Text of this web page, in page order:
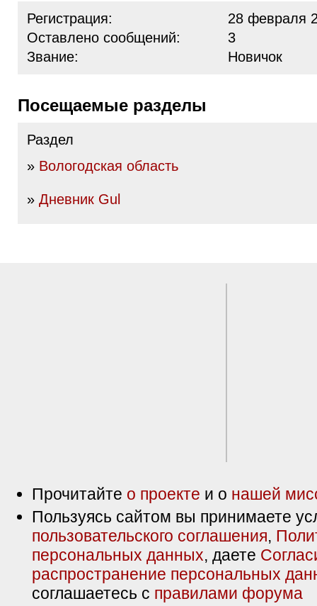
Регистрация:
28 февраля
Оставлено сообщений:
3
Звание:
Новичок
Посещаемые разделы
Раздел
» Вологодская область
» Дневник Gul
Прочитайте о проекте и о нашей
Пользуясь сайтом вы принимаете
пользовательского соглашения,
персональных данных, даете
распространение персональных
соглашаетесь с правилами форума